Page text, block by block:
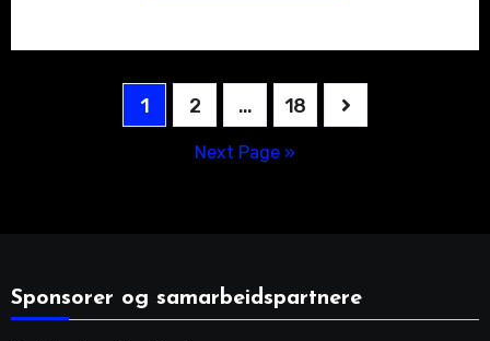
1 2 … 18
Next Page »
Sponsorer og samarbeidspartnere